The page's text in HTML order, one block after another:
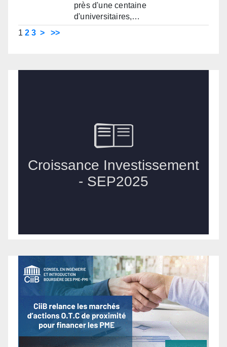
près d'une centaine
d'universitaires,…
1 2 3 > >>